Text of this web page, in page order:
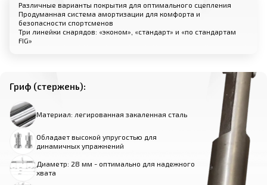
Различные варианты покрытия для оптимального сцепления
Продуманная система амортизации для комфорта и
безопасности спортсменов
Три линейки снарядов: «эконом», «стандарт» и «по стандартам
FIG»
Гриф (стержень):
Материал: легированная закаленная сталь
Обладает высокой упругостью для
динамичных упражнений
Диаметр: 28 мм - оптимально для надежного
хвата